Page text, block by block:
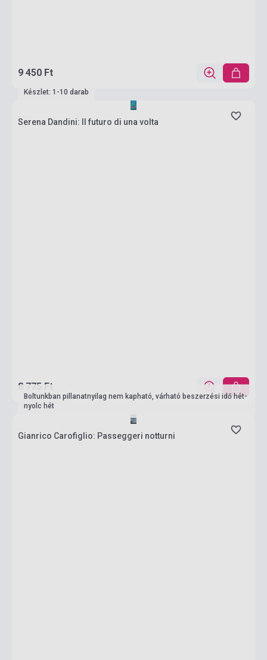
9 450 Ft
Készlet: 1-10 darab
Serena Dandini: Il futuro di una volta
8 775 Ft
Boltunkban pillanatnyilag nem kapható, várható beszerzési idő hét-
nyolc hét
Gianrico Carofiglio: Passeggeri notturni